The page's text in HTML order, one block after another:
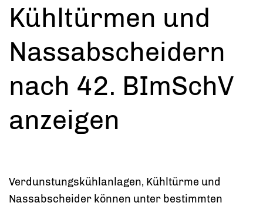
Kühltürmen und
Nassabscheidern
nach 42. BImSchV
anzeigen
Verdunstungskühlanlagen, Kühltürme und
Nassabscheider können unter bestimmten